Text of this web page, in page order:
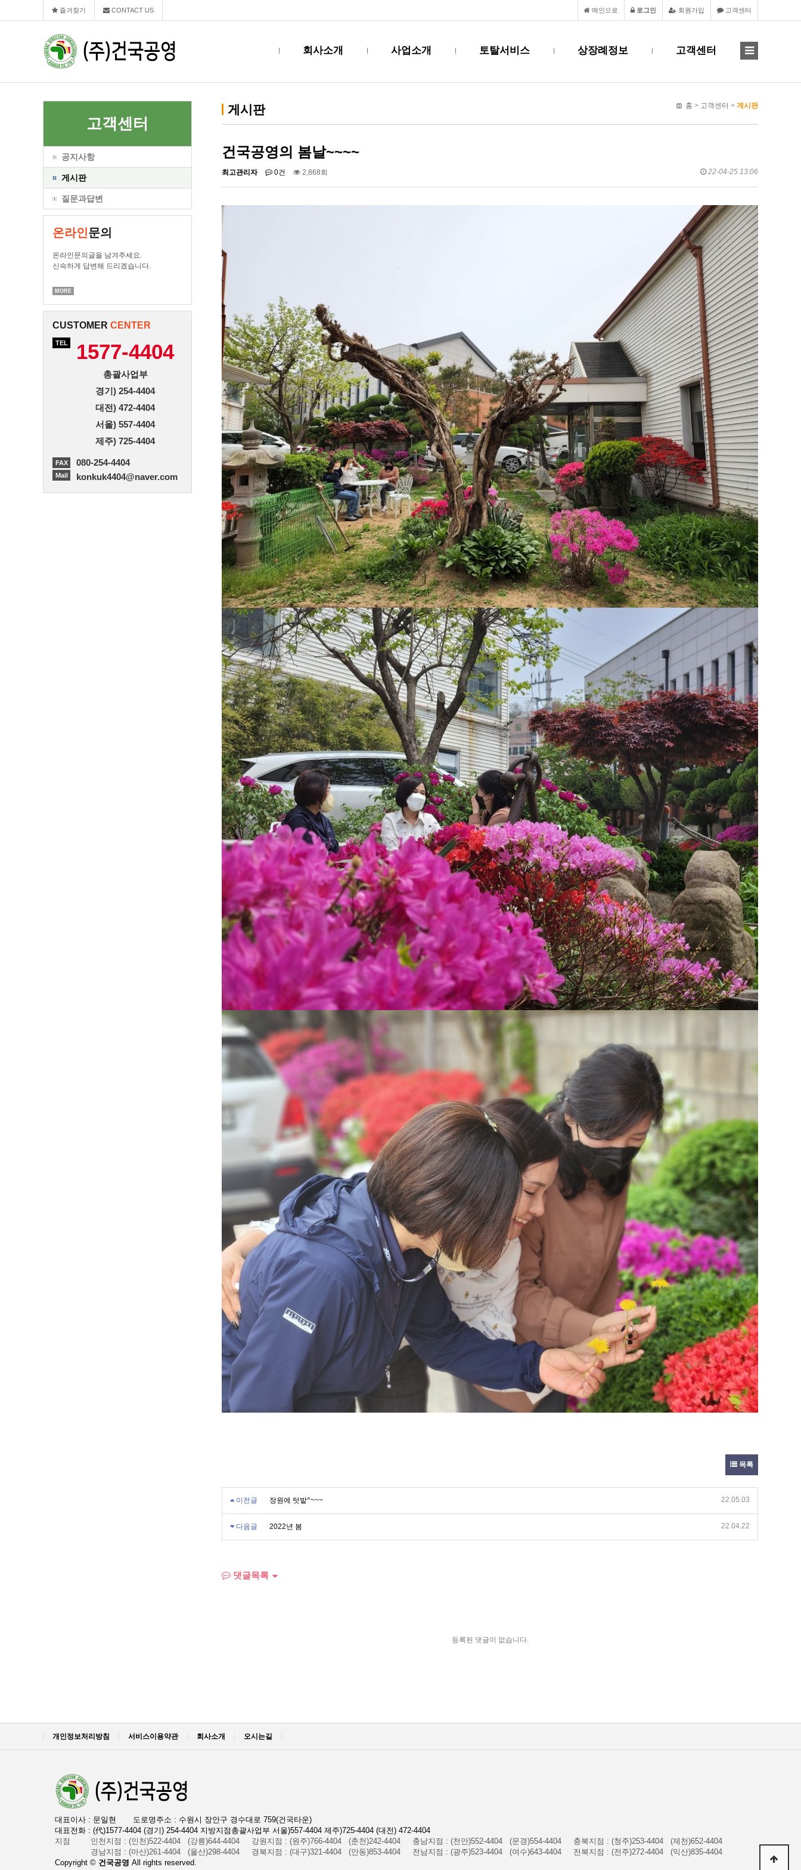
즐겨찾기 CONTACT US 고객센터
회원가입
로그인
메인으로
회사소개 사업소개 토탈서비스 상장례정보 고객센터
고객센터
공지사항
게시판
질문과답변
온라인문의
온라인문의글을 남겨주세요.
신속하게 답변해 드리겠습니다.
MORE
CUSTOMER CENTER
TEL 1577-4404
총괄사업부
경기) 254-4404
대전) 472-4404
서울) 557-4404
제주) 725-4404
FAX 080-254-4404
Mail konkuk4404@naver.com
게시판 홈 > 고객센터 > 게시판
건국공영의 봄날~~~~
최고관리자 0건 2,868회 22-04-25 13:06
목록
이전글 정원에 텃밭^~~~ 22.05.03
다음글 2022년 봄 22.04.22
댓글목록
등록된 댓글이 없습니다.
개인정보처리방침 서비스이용약관 회사소개 오시는길
대표이사 : 문일현
도로명주소 : 수원시 장안구 경수대로 759(건국타운)
대표전화 : (代)1577-4404 (경기) 254-4404 지방지점총괄사업부 서울)557-4404 제주)725-4404 (대전) 472-4404
지점
인천지점 : (인천)522-4404 (강릉)644-4404 강원지점 : (원주)766-4404 (춘천)242-4404 충남지점 : (천안)552-4404 (문경)554-4404
충북지점 : (청주)253-4404 (제천)652-4404
경남지점 : (마산)261-4404 (울산)298-4404
경북지점 : (대구)321-4404 (안동)853-4404 전남지점 : (광주)523-4404 (여수)643-4404
전북지점 : (전주)272-4404 (익산)835-4404
Copyright © 건국공영 All rights reserved.